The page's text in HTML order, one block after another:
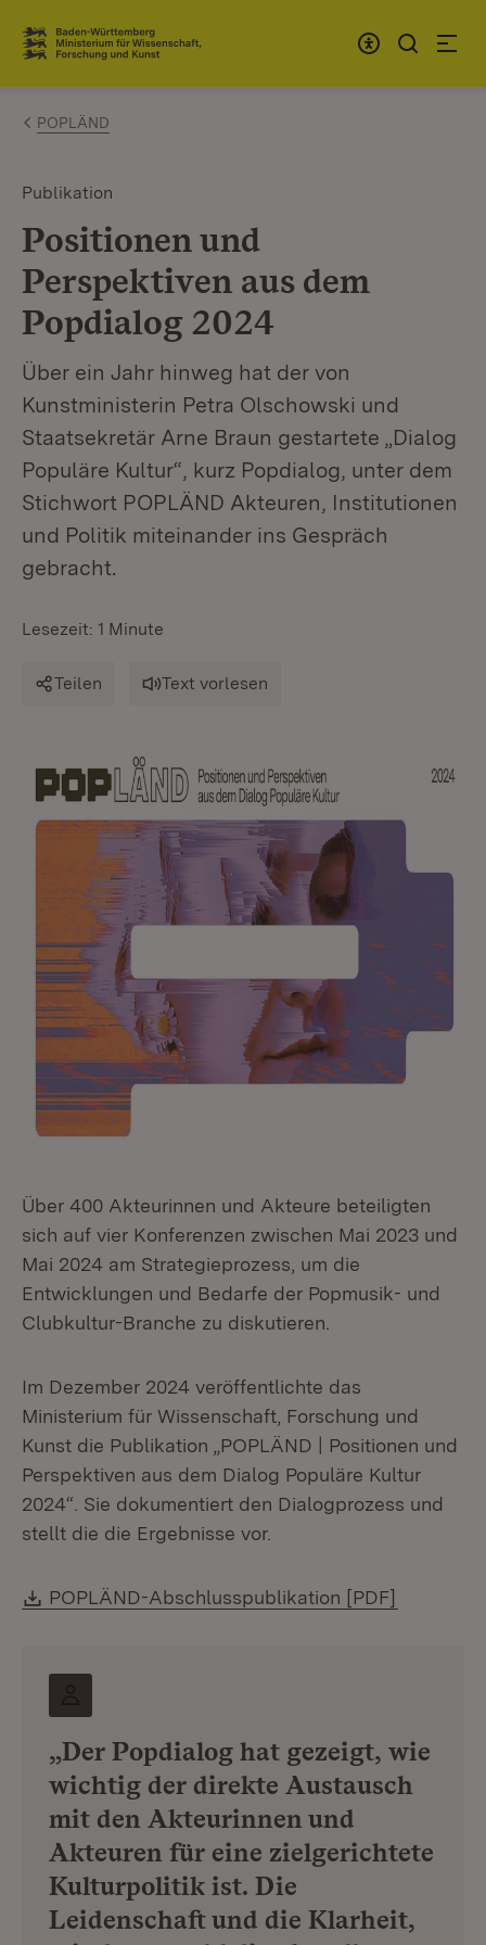
Zum Inhalt springen
Link zur Startseite
POPLÄND
Publikation
Positionen und
Perspektiven aus dem
Popdialog 2024
Über ein Jahr hinweg hat der von
Kunstministerin Petra Olschowski und
Staatsekretär Arne Braun gestartete „Dialog
Populäre Kultur“, kurz Popdialog, unter dem
Stichwort POPLÄND Akteuren, Institutionen
und Politik miteinander ins Gespräch
gebracht.
Lesezeit: 1 Minute
Teilen Text vorlesen
Über 400 Akteurinnen und Akteure beteiligten
sich auf vier Konferenzen zwischen Mai 2023 und
Mai 2024 am Strategieprozess, um die
Entwicklungen und Bedarfe der Popmusik- und
Clubkultur-Branche zu diskutieren.
Im Dezember 2024 veröffentlichte das
Ministerium für Wissenschaft, Forschung und
Kunst die Publikation „POPLÄND | Positionen und
Perspektiven aus dem Dialog Populäre Kultur
2024“. Sie dokumentiert den Dialogprozess und
stellt die die Ergebnisse vor.
Download:
POPLÄND-Abschlusspublikation [PDF]
„Der Popdialog hat gezeigt, wie
wichtig der direkte Austausch
mit den Akteurinnen und
Akteuren für eine zielgerichtete
Kulturpolitik ist. Die
Leidenschaft und die Klarheit,